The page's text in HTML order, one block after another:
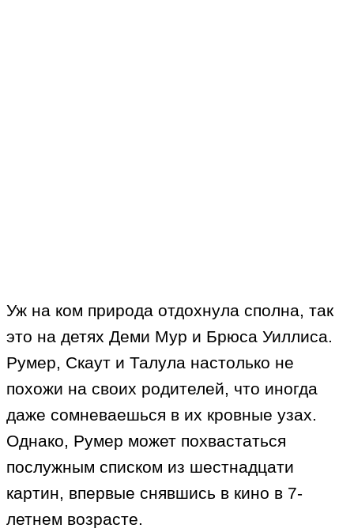
Уж на ком природа отдохнула сполна, так
это на детях Деми Мур и Брюса Уиллиса.
Румер, Скаут и Талула настолько не
похожи на своих родителей, что иногда
даже сомневаешься в их кровные узах.
Однако, Румер может похвастаться
послужным списком из шестнадцати
картин, впервые снявшись в кино в 7-
летнем возрасте.